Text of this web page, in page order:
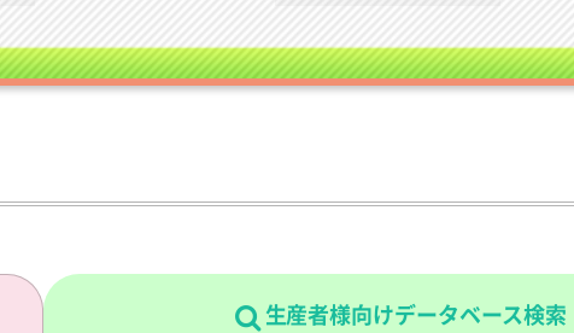
生産者様向けデータベース検索